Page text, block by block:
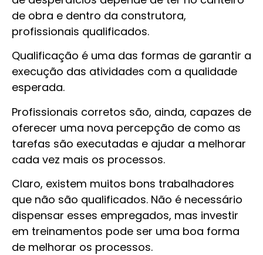
de obra e dentro da construtora,
profissionais qualificados.
Qualificação é uma das formas de garantir a
execução das atividades com a qualidade
esperada.
Profissionais corretos são, ainda, capazes de
oferecer uma nova percepção de como as
tarefas são executadas e ajudar a melhorar
cada vez mais os processos.
Claro, existem muitos bons trabalhadores
que não são qualificados. Não é necessário
dispensar esses empregados, mas investir
em treinamentos pode ser uma boa forma
de melhorar os processos.